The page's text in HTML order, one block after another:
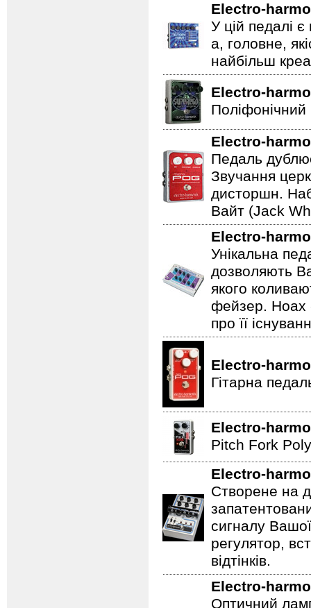
Electro-
У цій педалі
а, головне,
найбільш
Electro-
Поліфонічний
Electro-
Педаль
Звучання
дисторшн.
Вайт (Jack
Electro-
Унікальна
дозволяють
якого
фейзер. Hoax
про її
Electro-
Гітарна
Electro-
Pitch Fork
Electro-
Створене на
сигналу
регулятор,
відтінків.
Electro-
Оптичний